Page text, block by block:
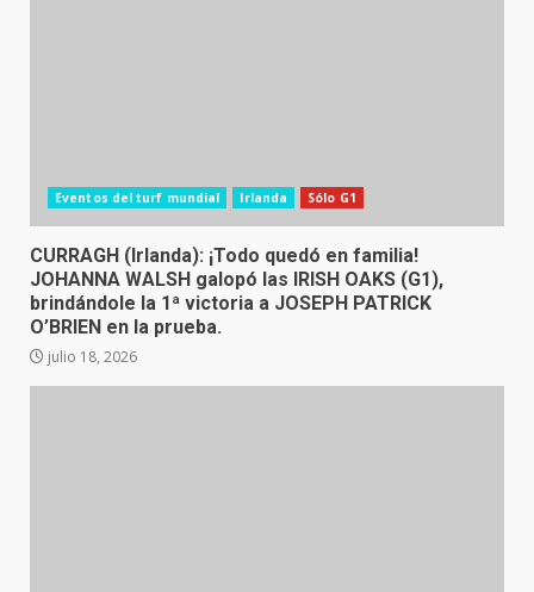
Eventos del turf mundial Irlanda Sólo G1
CURRAGH (Irlanda): ¡Todo quedó en familia!
JOHANNA WALSH galopó las IRISH OAKS (G1),
brindándole la 1ª victoria a JOSEPH PATRICK
O’BRIEN en la prueba.
julio 18, 2026